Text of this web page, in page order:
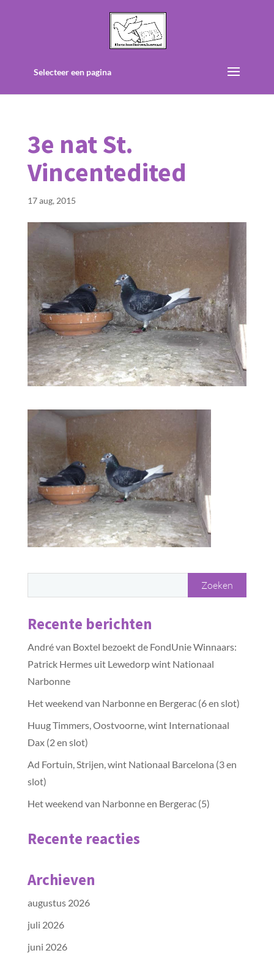
Selecteer een pagina
3e nat St.
Vincentedited
17 aug, 2015
Recente berichten
André van Boxtel bezoekt de FondUnie Winnaars:
Patrick Hermes uit Lewedorp wint Nationaal
Narbonne
Het weekend van Narbonne en Bergerac (6 en slot)
Huug Timmers, Oostvoorne, wint Internationaal
Dax (2 en slot)
Ad Fortuin, Strijen, wint Nationaal Barcelona (3 en
slot)
Het weekend van Narbonne en Bergerac (5)
Recente reacties
Archieven
augustus 2026
juli 2026
juni 2026